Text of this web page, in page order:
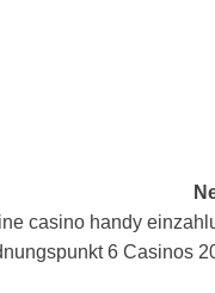
casino handy
6 Casinos